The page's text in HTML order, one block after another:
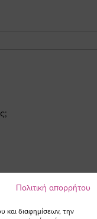
Πολιτική απορρήτου
και διαφημίσεων, την